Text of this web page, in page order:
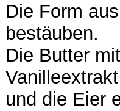
Die Form
bestäuben.
Die Butter
und die Eier